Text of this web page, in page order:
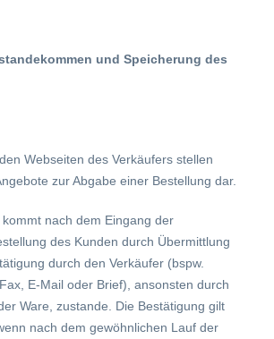
und Speicherung des
Webseiten des Verkäufers stellen
zur Abgabe einer Bestellung dar.
nach dem Eingang der
des Kunden durch Übermittlung
durch den Verkäufer (bspw.
E-Mail oder Brief), ansonsten durch
Ware, zustande. Die Bestätigung gilt
nach dem gewöhnlichen Lauf der